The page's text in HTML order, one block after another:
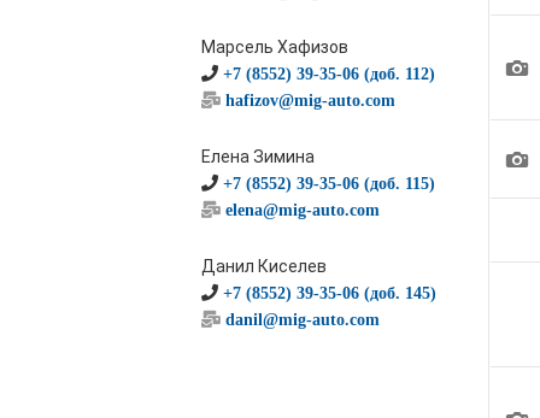
Марсель Хафизов
+7 (8552) 39-35-06 (доб. 112)
hafizov@mig-auto.com
Елена Зимина
+7 (8552) 39-35-06 (доб. 115)
elena@mig-auto.com
Данил Киселев
+7 (8552) 39-35-06 (доб. 145)
danil@mig-auto.com
1
1